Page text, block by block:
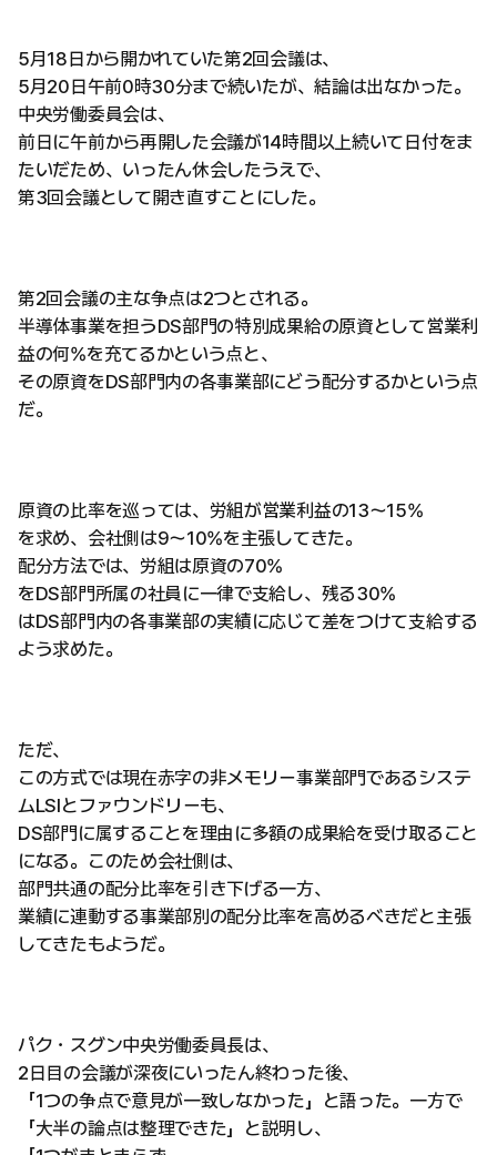
5月18日から開かれていた第2回会議は、
5月20日午前0時30分まで続いたが、結論は出なかった。
中央労働委員会は、
前日に午前から再開した会議が14時間以上続いて日付をま
たいだため、いったん休会したうえで、
第3回会議として開き直すことにした。
第2回会議の主な争点は2つとされる。
半導体事業を担うDS部門の特別成果給の原資として営業利
益の何%を充てるかという点と、
その原資をDS部門内の各事業部にどう配分するかという点
だ。
原資の比率を巡っては、労組が営業利益の13〜15%
を求め、会社側は9〜10%を主張してきた。
配分方法では、労組は原資の70%
をDS部門所属の社員に一律で支給し、残る30%
はDS部門内の各事業部の実績に応じて差をつけて支給する
よう求めた。
ただ、
この方式では現在赤字の非メモリー事業部門であるシステ
ムLSIとファウンドリーも、
DS部門に属することを理由に多額の成果給を受け取ること
になる。このため会社側は、
部門共通の配分比率を引き下げる一方、
業績に連動する事業部別の配分比率を高めるべきだと主張
してきたもようだ。
パク・スグン中央労働委員長は、
2日目の会議が深夜にいったん終わった後、
「1つの争点で意見が一致しなかった」と語った。一方で
「大半の論点は整理できた」と説明し、